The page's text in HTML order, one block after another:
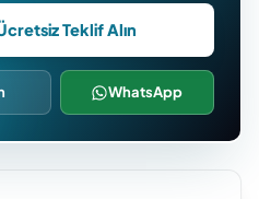
Teklif Alın
WhatsApp